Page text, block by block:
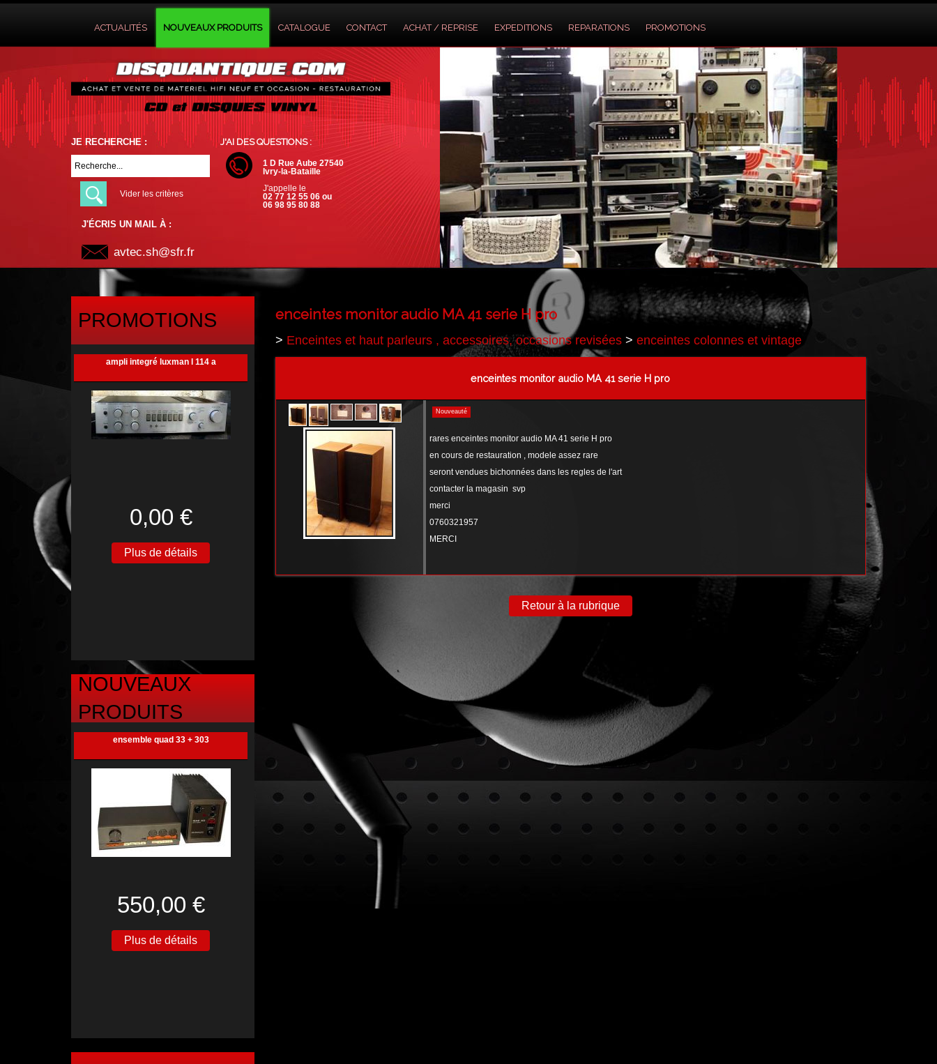
ACTUALITÉS NOUVEAUX PRODUITS CATALOGUE CONTACT ACHAT / REPRISE EXPEDITIONS REPARATIONS PROMOTIONS
JE RECHERCHE :
Vider les critères
J'AI DES QUESTIONS :
1 D Rue Aube 27540
Ivry-la-Bataille
J'appelle le
02 77 12 55 06 ou
06 98 95 80 88
J'ÉCRIS UN MAIL À :
avtec.sh@sfr.fr
PROMOTIONS
ampli integré luxman l 114 a
0,00 €
Plus de détails
NOUVEAUX
PRODUITS
ensemble quad 33 + 303
550,00 €
Plus de détails
enceintes monitor audio MA 41 serie H pro
> Enceintes et haut parleurs , accessoires, occasions revisées> enceintes colonnes et vintage
enceintes monitor audio MA 41 serie H pro
Nouveauté
rares enceintes monitor audio MA 41 serie H pro
en cours de restauration , modele assez rare
seront vendues bichonnées dans les regles de l'art
contacter la magasin svp
merci
0760321957
MERCI
Retour à la rubrique